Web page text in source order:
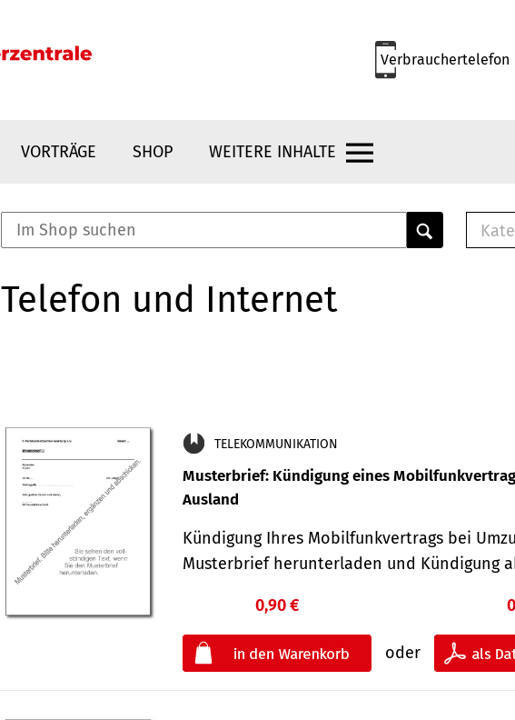
Verbrauchertelefon
VORTRÄGE SHOP WEITERE INHALTE
Telefon und Internet
TELEKOMMUNIKATION
Musterbrief: Kündigung eines
Ausland
Kündigung Ihres Mobilfunkvertrags bei
Musterbrief herunterladen und Kündigung
0,90 €
oder